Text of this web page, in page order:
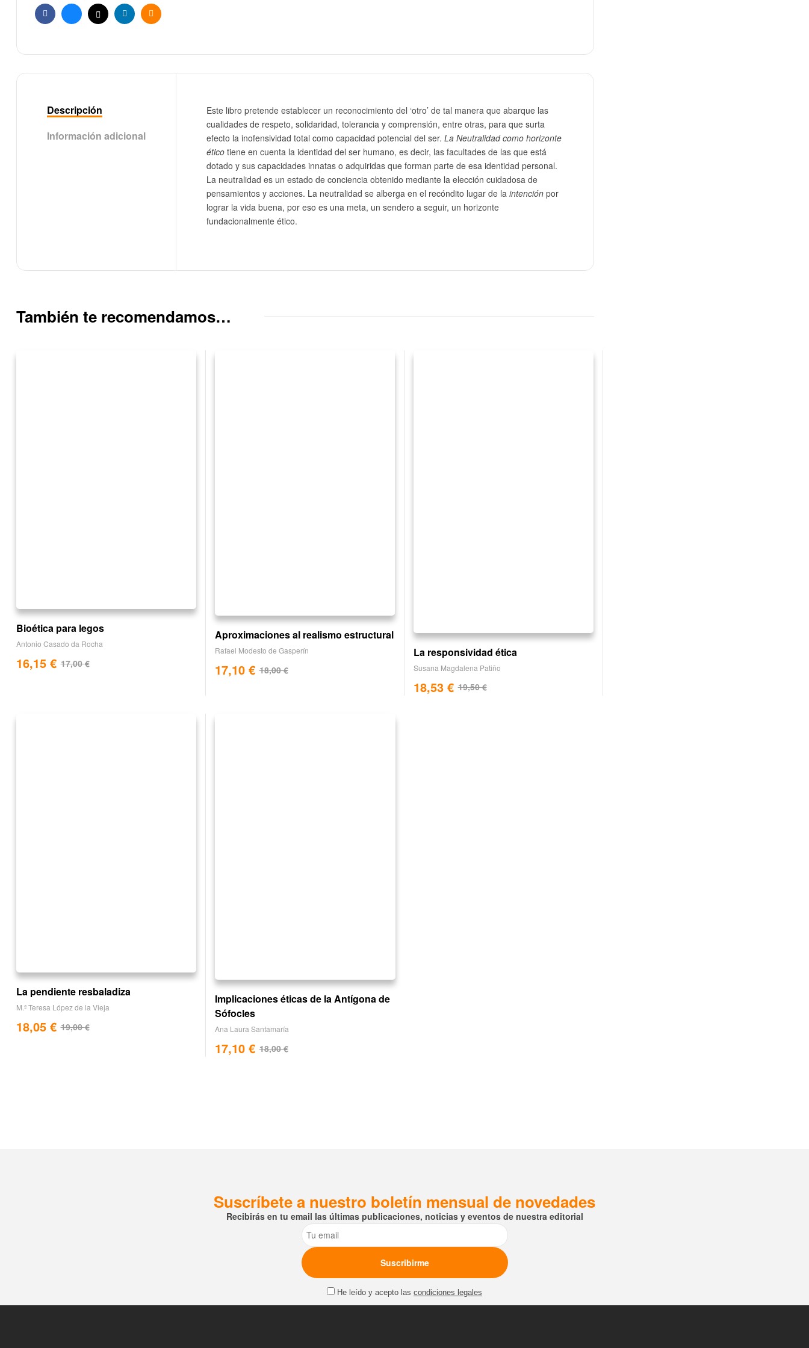
FacebookBlueskyX LinkedinEmail
Descripción
Información adicional
Este libro pretende establecer un reconocimiento del ‘otro’ de tal manera que abarque las
cualidades de respeto, solidaridad, tolerancia y comprensión, entre otras, para que surta
efecto la inofensividad total como capacidad potencial del ser. La Neutralidad como horizonte
ético tiene en cuenta la identidad del ser humano, es decir, las facultades de las que está
dotado y sus capacidades innatas o adquiridas que forman parte de esa identidad personal.
La neutralidad es un estado de conciencia obtenido mediante la elección cuidadosa de
pensamientos y acciones. La neutralidad se alberga en el recóndito lugar de la intención por
lograr la vida buena, por eso es una meta, un sendero a seguir, un horizonte
fundacionalmente ético.
También te recomendamos…
Bioética para legos
Antonio Casado da Rocha
17,00€
16,15 €
Aproximaciones al realismo estructural
Rafael Modesto de Gasperín
18,00€
17,10 €
La responsividad ética
Susana Magdalena Patiño
19,50€
18,53 €
La pendiente resbaladiza
M.ª Teresa López de la Vieja
19,00€
18,05 €
Implicaciones éticas de la Antígona de
Sófocles
Ana Laura Santamaría
18,00€
17,10 €
Suscríbete a nuestro boletín mensual de novedades
Recibirás en tu email las últimas publicaciones, noticias y eventos de nuestra editorial
Email
He leído y acepto las condiciones legales